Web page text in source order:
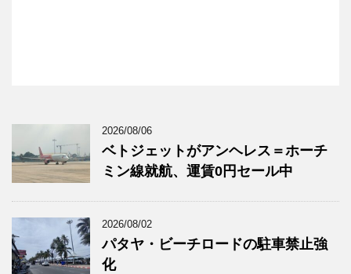
2026/08/06
ベトジェットがアンヘレス＝ホーチ
ミン線就航、運賃0円セール中
2026/08/02
パタヤ・ビーチロードの駐車禁止強
化